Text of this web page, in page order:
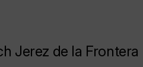
Jerez de la Frontera